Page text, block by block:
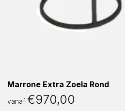
Marrone Extra Zoela Rond
vanaf €970,00